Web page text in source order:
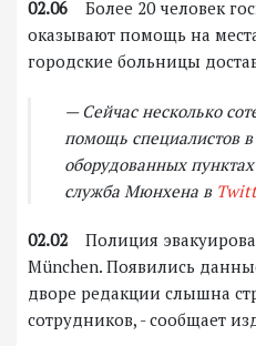
02.06 Более 20 человек
оказывают помощь на
городские больницы
— Сейчас несколько
помощь специалистов
оборудованных
служба Мюнхена в
02.02 Полиция
München. Появились
дворе редакции слышна
сотрудников, - сообщает